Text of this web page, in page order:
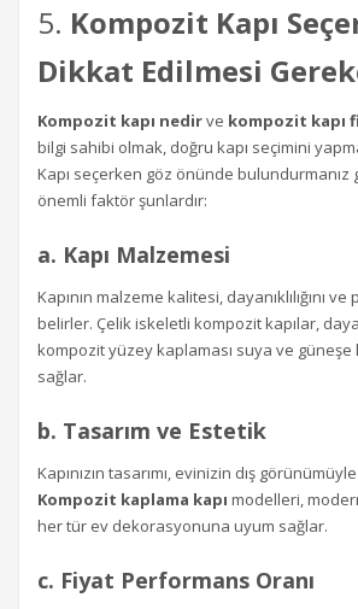
5. Kompozit Kapı
Dikkat Edilmesi
Kompozit kapı nedirve kompozit kapı
bilgi sahibi olmak, doğru kapı seçimini
Kapı seçerken göz önünde bulundurmanız
önemli faktör şunlardır:
a. Kapı Malzemesi
Kapının malzeme kalitesi, dayanıklılığını ve
belirler. Çelik iskeletli kompozit kapılar,
kompozit yüzey kaplaması suya ve güneşe
sağlar.
b. Tasarım ve Estetik
Kapınızın tasarımı, evinizin dış
Kompozit kaplama kapı modelleri,
her tür ev dekorasyonuna uyum sağlar.
c. Fiyat Performans Oranı